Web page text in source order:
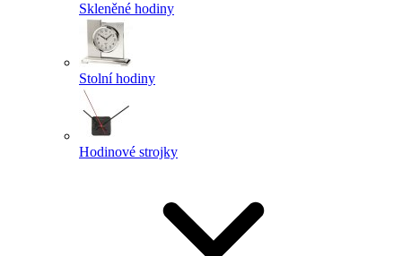
Skleněné hodiny
Stolní hodiny
Hodinové strojky